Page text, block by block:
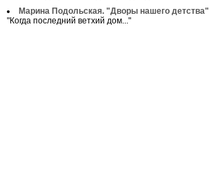
Марина Подольская. "Дворы нашего детства"
"Когда последний ветхий дом..."